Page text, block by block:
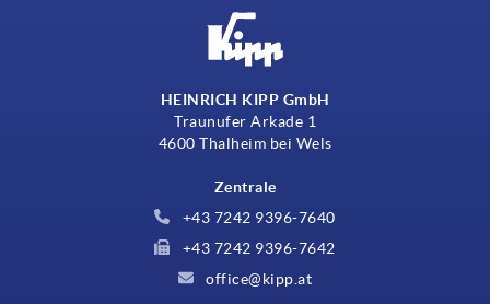
HEINRICH KIPP GmbH
Traunufer Arkade 1
4600 Thalheim bei Wels
Zentrale
+43 7242 9396-7640
+43 7242 9396-7642
office@kipp.at